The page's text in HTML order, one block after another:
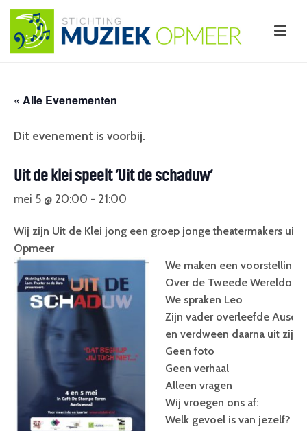
« Alle Evenementen
Dit evenement is voorbij.
Uit de klei speelt ‘Uit de schaduw’
mei 5 @ 20:00 - 21:00
Wij zijn Uit de Klei jong een groep jonge theatermakers uit
Opmeer
We maken een voorstelling
Over de Tweede
We spraken Leo
Zijn vader overleefde
en verdween daarna uit zijn
Geen foto
Geen verhaal
Alleen vragen
Wij vroegen ons af:
Welk gevoel is van jezelf?